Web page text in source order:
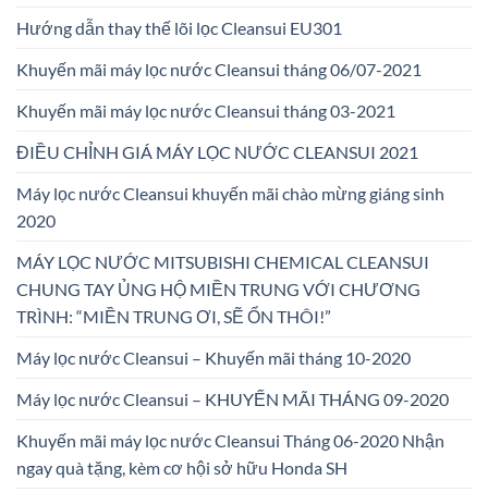
Hướng dẫn thay thế lõi lọc Cleansui EU301
Khuyến mãi máy lọc nước Cleansui tháng 06/07-2021
Khuyến mãi máy lọc nước Cleansui tháng 03-2021
ĐIỀU CHỈNH GIÁ MÁY LỌC NƯỚC CLEANSUI 2021
Máy lọc nước Cleansui khuyến mãi chào mừng giáng sinh
2020
MÁY LỌC NƯỚC MITSUBISHI CHEMICAL CLEANSUI
CHUNG TAY ỦNG HỘ MIỀN TRUNG VỚI CHƯƠNG
TRÌNH: “MIỀN TRUNG ƠI, SẼ ỔN THÔI!”
Máy lọc nước Cleansui – Khuyến mãi tháng 10-2020
Máy lọc nước Cleansui – KHUYẾN MÃI THÁNG 09-2020
Khuyến mãi máy lọc nước Cleansui Tháng 06-2020 Nhận
ngay quà tặng, kèm cơ hội sở hữu Honda SH